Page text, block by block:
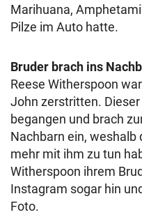
Marihuana,
Pilze im Auto hatte.
Bruder brach ins
Reese Witherspoon
John zerstritten.
begangen und brach
Nachbarn ein, weshalb
mehr mit ihm zu tun
Witherspoon ihrem
Instagram sogar hin
Foto.